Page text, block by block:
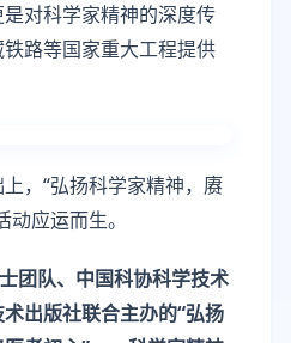
对科学家精神的深度传
路等国家重大工程提供
，“弘扬科学家精神，赓
应运而生。
团队、中国科协科学技术
出版社联合主办的“弘扬